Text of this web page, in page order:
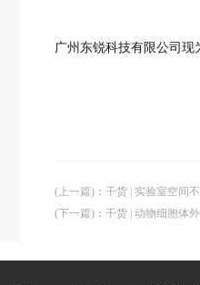
广州东锐科技有限公司
(上一篇) ： 干货 | 实验室空间
(下一篇) ： 干货 | 动物细胞体